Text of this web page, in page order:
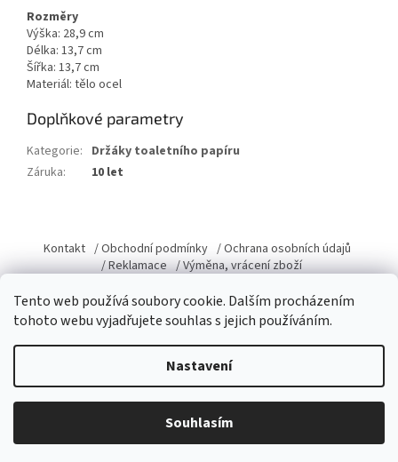
Tento web používá soubory cookie. Dalším procházením
tohoto webu vyjadřujete souhlas s jejich používáním.
Nastavení
Souhlasím
Rozměry
Výška: 28,9 cm
Délka: 13,7 cm
Šířka: 13,7 cm
Materiál: tělo ocel
Doplňkové parametry
Kategorie: Držáky toaletního papíru
Záruka: 10 let
a
Kontakt / Obchodní podmínky / Ochrana osobních údajů
/ Reklamace / Výměna, vrácení zboží
Copyright 2026Domacky.cz. Všechna práva vyhrazena.Upravit
nastavení cookies